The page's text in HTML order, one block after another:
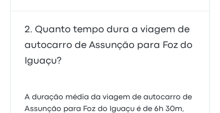
Quanto tempo dura a viagem de
autocarro de Assunção para Foz do
Iguaçu?
A duração média da viagem de autocarro de
Assunção para Foz do Iguaçu é de 6h 30m,